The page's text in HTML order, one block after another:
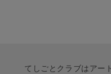
てしごとクラブはアー